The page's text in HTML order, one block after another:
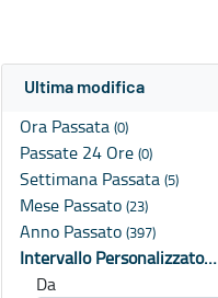
Ultima modifica
Ora Passata (0)
Passate 24 Ore (0)
Settimana Passata (5)
Mese Passato (23)
Anno Passato (397)
Intervallo Personalizzato…
Da